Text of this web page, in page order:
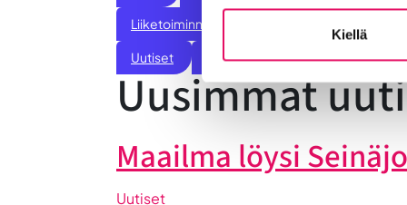
Kiellä
Liiketoiminnan valmennukset
Uutiset Vastuullisuus Yrittäjätarinat
Uusimmat
Maailma löysi
Uutiset